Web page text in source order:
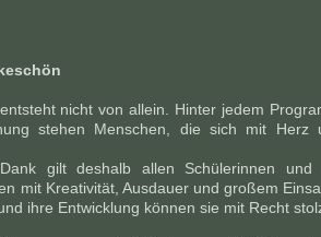
nicht von allein. Hinter jedem
stehen Menschen, die sich mit Herz
gilt deshalb allen Schülerinnen
mit Kreativität, Ausdauer und großem
ihre Entwicklung können sie mit Recht